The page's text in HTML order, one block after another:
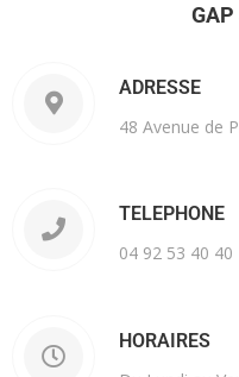
GAP
ADRESSE
48 Avenue de
TELEPHONE
04 92 53 40 40
HORAIRES